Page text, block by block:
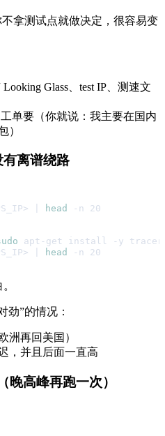
拿测试点就做决定，很容易变
Glass、test IP、测速文
单要（你就说：我主要在国内
）
有离谱绕路
|
head -n 20
apt-get install -y
|
head
劲”的情况：
洲再回美国）
，并且后面一直高
晚高峰再跑一次）